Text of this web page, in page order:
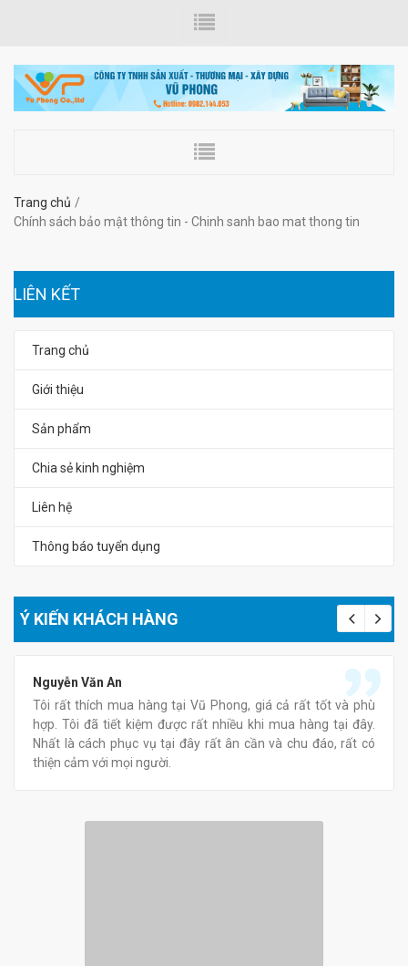
Trang chủ
Chính sách bảo mật thông tin - Chinh sanh bao mat thong tin
LIÊN KẾT
Trang chủ
Giới thiệu
Sản phẩm
Chia sẻ kinh nghiệm
Liên hệ
Thông báo tuyển dụng
Ý KIẾN KHÁCH HÀNG
Nguyễn Văn An
Tôi rất thích mua hàng tại Vũ Phong, giá cả rất tốt và phù
hợp. Tôi đã tiết kiệm được rất nhiều khi mua hàng tại đây.
Nhất là cách phục vụ tại đây rất ân cần và chu đáo, rất có
thiện cảm với mọi người.